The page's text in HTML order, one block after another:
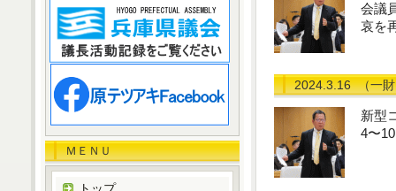
会議
哀を
2024.3.16（一
新型
4〜
ＭＥＮＵ